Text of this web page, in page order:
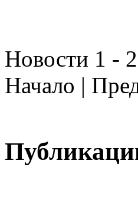
Новости 1 -
Начало |